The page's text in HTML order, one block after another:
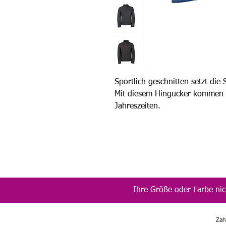
Sportlich geschnitten setzt die
Mit diesem Hingucker
Jahreszeiten.
Ihre Größe oder Farbe